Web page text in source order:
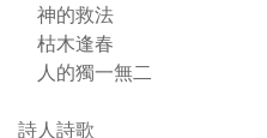
神的救法
枯木逢春
人的獨一無二
詩人詩歌